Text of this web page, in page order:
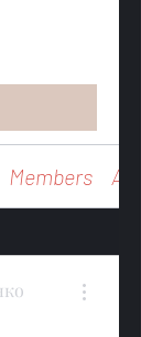
Members